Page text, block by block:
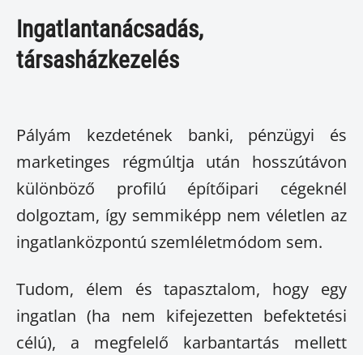
Ingatlantanácsadás,
társasházkezelés
Pályám kezdetének banki, pénzügyi és
marketinges régmúltja után hosszútávon
különböző profilú építőipari cégeknél
dolgoztam, így semmiképp nem véletlen az
ingatlanközpontú szemléletmódom sem.
Tudom, élem és tapasztalom, hogy egy
ingatlan (ha nem kifejezetten befektetési
célú), a megfelelő karbantartás mellett